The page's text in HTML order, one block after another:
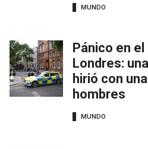
MUNDO
Pánico en
Londres:
hirió con
hombres
MUNDO